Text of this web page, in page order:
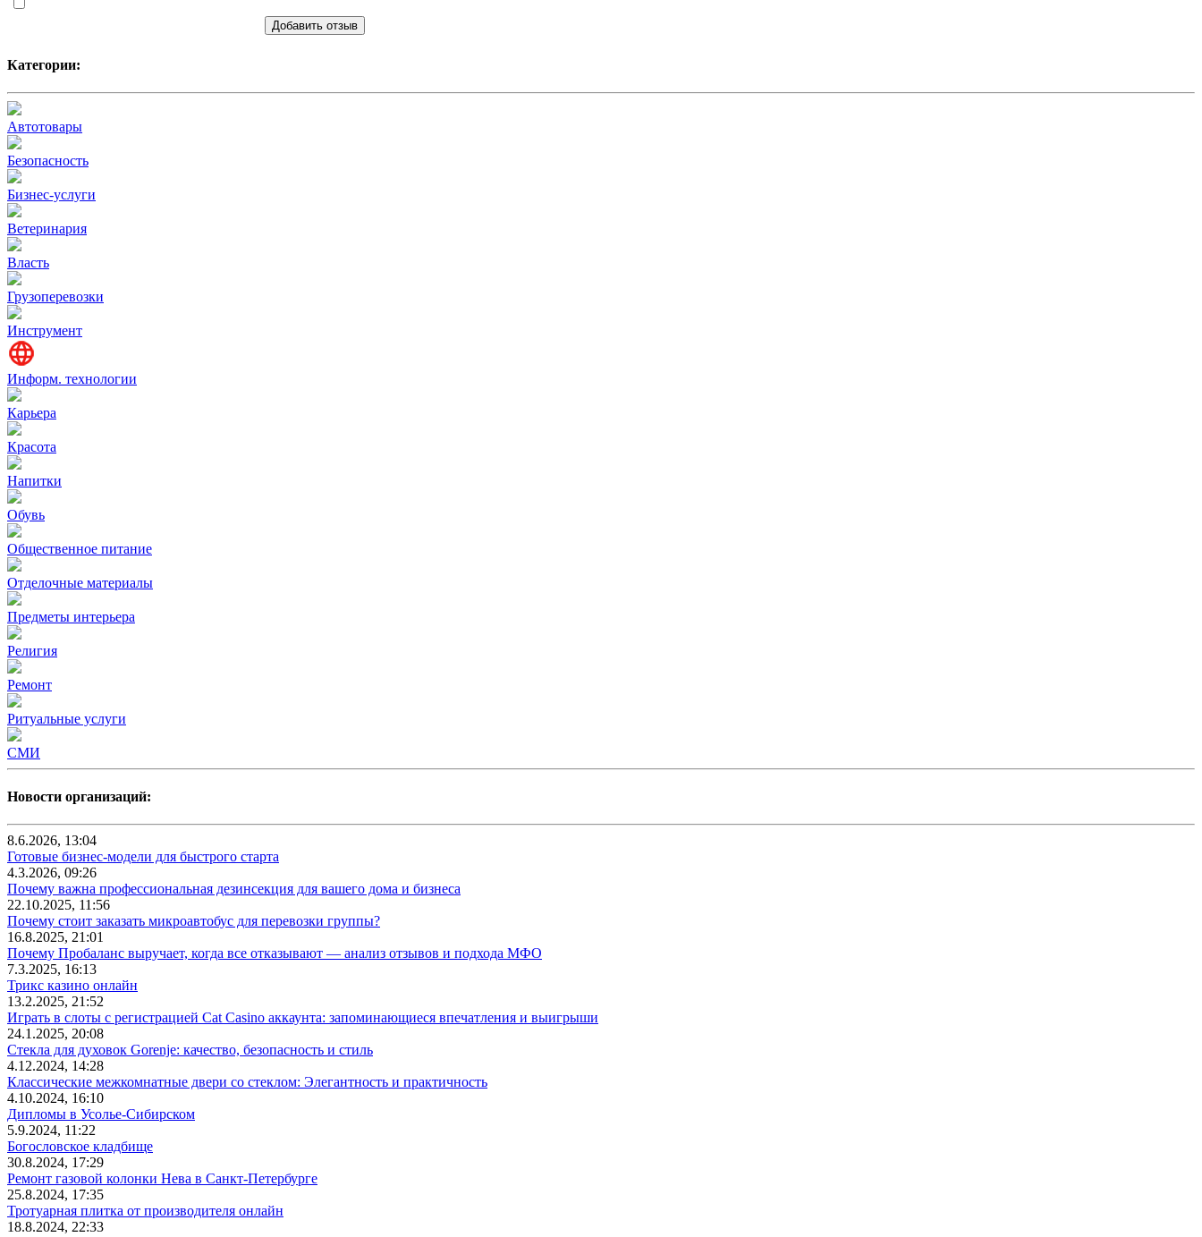
Добавить отзыв
Категории:
Автотовары
Безопасность
Бизнес-услуги
Ветеринария
Власть
Грузоперевозки
Инструмент
Информ. технологии
Карьера
Красота
Напитки
Обувь
Общественное питание
Отделочные материалы
Предметы интерьера
Религия
Ремонт
Ритуальные услуги
СМИ
Новости организаций:
8.6.2026, 13:04
Готовые бизнес-модели для быстрого старта
4.3.2026, 09:26
Почему важна профессиональная дезинсекция для вашего дома и бизнеса
22.10.2025, 11:56
Почему стоит заказать микроавтобус для перевозки группы?
16.8.2025, 21:01
Почему Пробаланс выручает, когда все отказывают — анализ отзывов и подхода МФО
7.3.2025, 16:13
Трикс казино онлайн
13.2.2025, 21:52
Играть в слоты с регистрацией Cat Casino аккаунта: запоминающиеся впечатления и выигрыши
24.1.2025, 20:08
Стекла для духовок Gorenje: качество, безопасность и стиль
4.12.2024, 14:28
Классические межкомнатные двери со стеклом: Элегантность и практичность
4.10.2024, 16:10
Дипломы в Усолье-Сибирском
5.9.2024, 11:22
Богословское кладбище
30.8.2024, 17:29
Ремонт газовой колонки Нева в Санкт-Петербурге
25.8.2024, 17:35
Тротуарная плитка от производителя онлайн
18.8.2024, 22:33